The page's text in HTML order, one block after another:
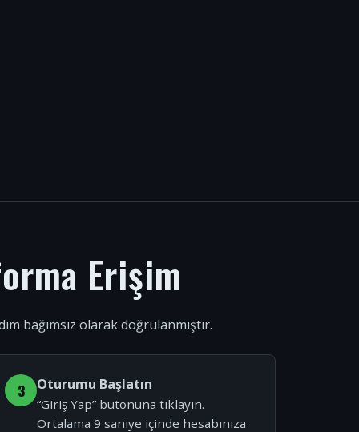
Erişim
bağımsız olarak doğrulanmıştır.
3 Oturumu Başlatın
“Giriş Yap” butonuna tıklayın.
Ortalama 9 saniye içinde hesabınıza